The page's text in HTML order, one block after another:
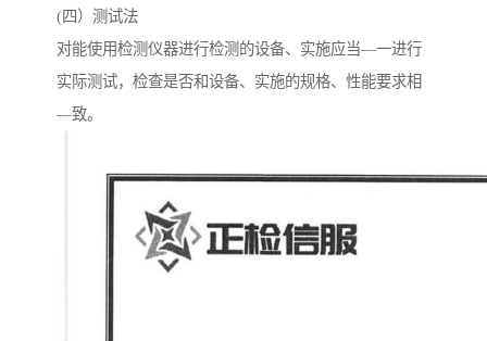
(四）测试法
对能使用检测仪器进行检测的设备、实施应当—一进行
实际测试，检查是否和设备、实施的规格、性能要求相
—致。